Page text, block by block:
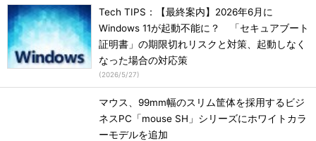
Tech TIPS：【最終案内】2026年6月に
Windows 11が起動不能に？ 「セキュアブート
証明書」の期限切れリスクと対策、起動しなく
なった場合の対応策
(2026/5/27)
マウス、99mm幅のスリム筐体を採用するビジ
ネスPC「mouse SH」シリーズにホワイトカラ
ーモデルを追加